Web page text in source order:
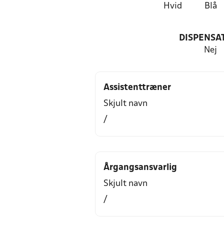
Hvid Blå
Nej
Assistenttræner
Skjult navn
/
Årgangsansvarlig
Skjult navn
/